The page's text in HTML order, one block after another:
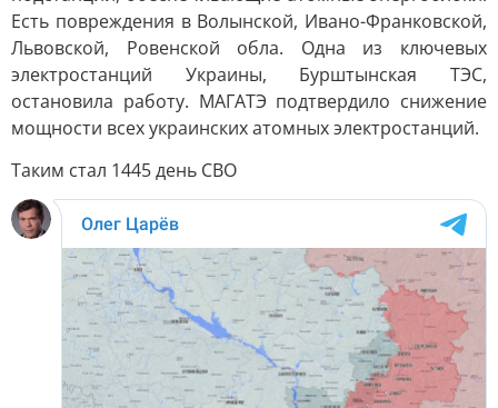
Есть повреждения в Волынской, Ивано-Франковской,
Львовской, Ровенской обла. Одна из ключевых
электростанций Украины, Бурштынская ТЭС,
остановила работу. МАГАТЭ подтвердило снижение
мощности всех украинских атомных электростанций.
Таким стал 1445 день СВО